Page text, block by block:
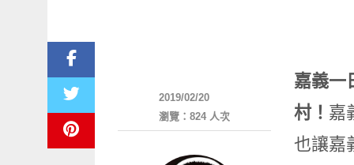
嘉義一
村！ 嘉
也讓嘉
2019/02/20
瀏覽：824 人次